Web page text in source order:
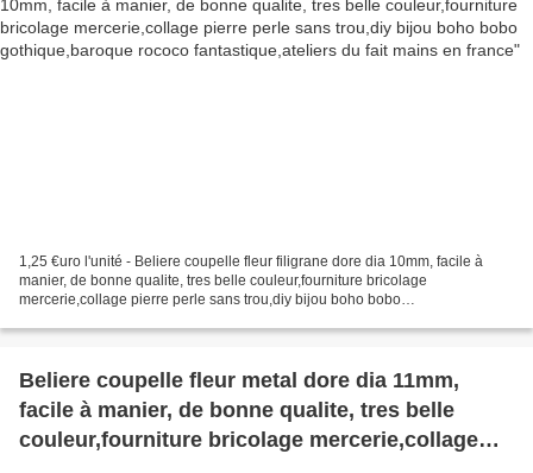
1,25 €uro l'unité - Beliere coupelle fleur filigrane dore dia 10mm, facile à
manier, de bonne qualite, tres belle couleur,fourniture bricolage
mercerie,collage pierre perle sans trou,diy bijou boho bobo
Beliere coupelle fleur metal dore dia 11mm,
facile à manier, de bonne qualite, tres belle
couleur,fourniture bricolage mercerie,collage